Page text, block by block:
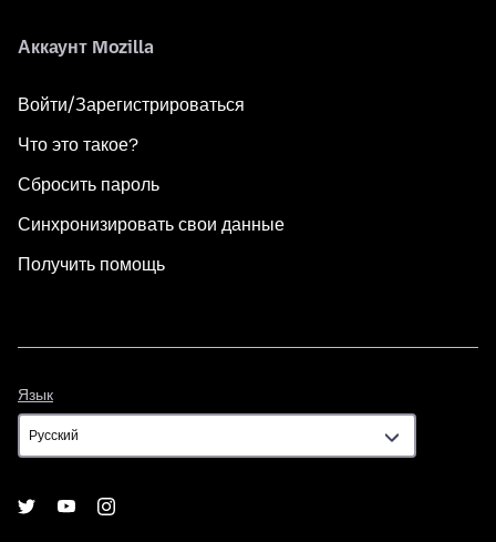
Аккаунт Mozilla
Войти/Зарегистрироваться
Что это такое?
Сбросить пароль
Синхронизировать свои данные
Получить помощь
Язык